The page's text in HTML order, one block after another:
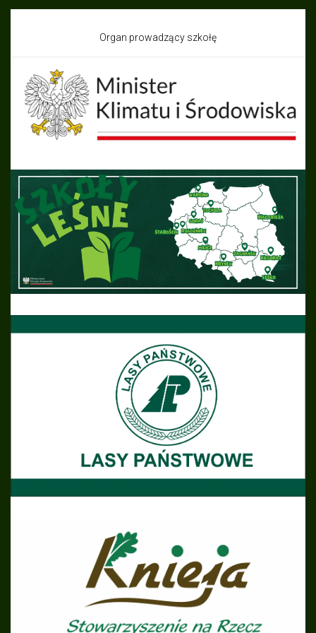
Organ prowadzący szkołę